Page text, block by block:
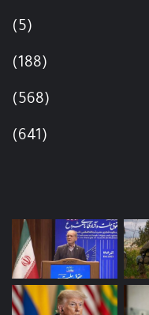
(5)
(188)
(568)
(641)